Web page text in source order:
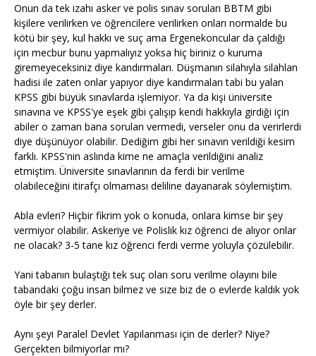
Onun da tek izahı asker ve polis sınav soruları BBTM gibi
kişilere verilirken ve öğrencilere verilirken onları normalde bu
kötü bir şey, kul hakkı ve suç ama Ergenekoncular da çaldığı
için mecbur bunu yapmalıyız yoksa hiç biriniz o kuruma
giremeyeceksiniz diye kandırmaları. Düşmanın silahıyla silahlan
hadisi ile zaten onlar yapıyor diye kandırmaları tabi bu yalan
KPSS gibi büyük sınavlarda işlemiyor. Ya da kişi üniversite
sınavına ve KPSS'ye eşek gibi çalışıp kendi hakkıyla girdiği için
abiler o zaman bana soruları vermedi, verseler onu da verirlerdi
diye düşünüyor olabilir. Dediğim gibi her sınavın verildiği kesim
farklı. KPSS'nin aslında kime ne amaçla verildiğini analiz
etmiştim. Üniversite sınavlarının da ferdi bir verilme
olabileceğini itirafçı olmaması deliline dayanarak söylemiştim.
Abla evleri? Hiçbir fikrim yok o konuda, onlara kimse bir şey
vermiyor olabilir. Askeriye ve Polislik kız öğrenci de alıyor onlar
ne olacak? 3-5 tane kız öğrenci ferdi verme yoluyla çözülebilir.
Yani tabanın bulaştığı tek suç olan soru verilme olayını bile
tabandaki çoğu insan bilmez ve size biz de o evlerde kaldık yok
öyle bir şey derler.
Aynı şeyi Paralel Devlet Yapılanması için de derler? Niye?
Gerçekten bilmiyorlar mı?